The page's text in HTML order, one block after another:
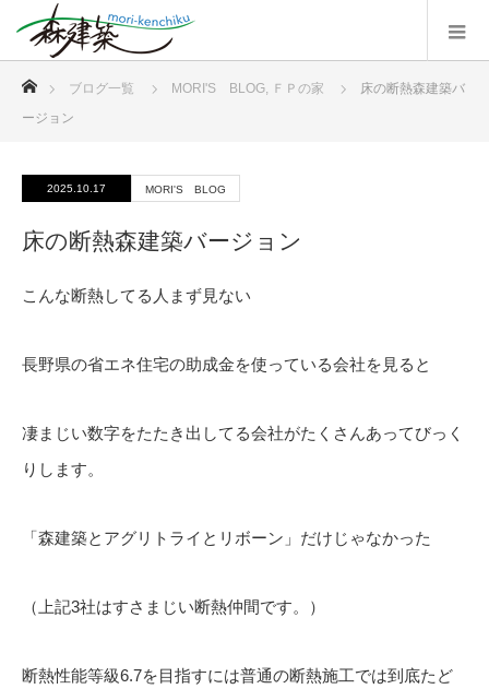
ブログ一覧 MORI'S BLOG, ＦＰの家
床の断熱森建築バ
ージョン
2025.10.17 MORI'S BLOG
床の断熱森建築バージョン
こんな断熱してる人まず見ない
長野県の省エネ住宅の助成金を使っている会社を見ると
凄まじい数字をたたき出してる会社がたくさんあってびっく
りします。
「森建築とアグリトライとリボーン」だけじゃなかった
（上記3社はすさまじい断熱仲間です。）
断熱性能等級6.7を目指すには普通の断熱施工では到底たど